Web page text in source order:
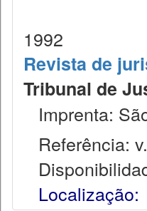
1992
Revista de
Tribunal de
Imprenta:
Referência:
Localização: